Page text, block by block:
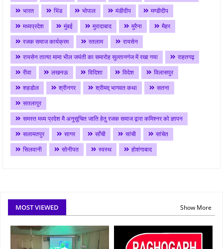
भारत
भिंड भोपाल मंडीदीप
मण्डीदीप
मध्यप्रदेश
मुंबई मुरादाबाद मुरैना
मैहर
रजक समाज कार्यक्रम
रतलाम
रायसेन
रायसेन तात्या मामा भील जयंती का समारोह सुल्तानगंज में रखा गया
राहतगढ़
रीवा
लखनऊ विदिशा विदेश
विलासपुर
शहडोल
श्रीनगर श्रीमद् भागवत कथा
सतना
सतलापुर
समस्त मध्य प्रदेश मै अनुसूचित जाति हेतु रजक समाज द्वारा कमिश्नर को ज्ञापन
सलामतपुर
सागर साँची सांची
सांचेत
सिलवानी
सोनीपत स्वस्थ होशंगाबाद
MOST VIEWED Show More